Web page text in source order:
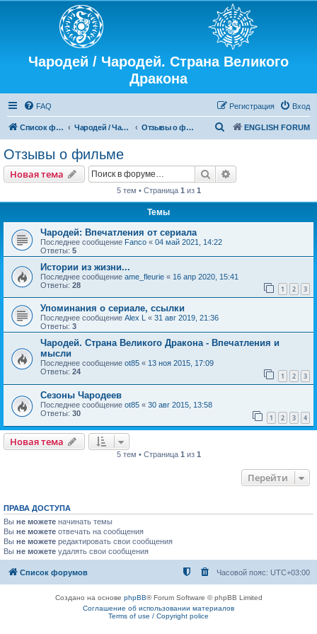
Чародей / Чародей. Страна Великого
Дракона
FAQ Вход
Регистрация
Список форумов Чародей / Чародей. Страна Великого Дракона Отзывы о фильме ENGLISH FORUM
с
Отзывы о фильме
Новая тема Поиск
5 тем • Страница 1 из 1
Темы
Чародей: Впечатления от сериала
Последнее сообщение Fanco « 04 май 2021, 14:22
Ответы: 5
Истории из жизни...
Последнее сообщение ame_fleurie « 16 апр 2020, 15:41
Ответы: 28 1 2 3
Упоминания о сериале, ссылки
Последнее сообщение Alex L « 31 авг 2019, 21:36
Ответы: 3
Чародей. Страна Великого Дракона - Впечатления и
мысли
Последнее сообщение ot85 « 13 ноя 2015, 17:09
Ответы: 24 1 2 3
Сезоны Чародеев
Последнее сообщение ot85 « 30 авг 2015, 13:58
Ответы: 30 1 2 3 4
Новая тема
5 тем • Страница 1 из 1
Перейти
ПРАВА ДОСТУПА
Вы не можете начинать темы
Вы не можете отвечать на сообщения
Вы не можете редактировать свои сообщения
Вы не можете удалять свои сообщения
Список форумов Часовой пояс: UTC+03:00
Создано на основе phpBB® Forum Software © phpBB Limited
Соглашение об использовании материалов
Terms of use / Copyright police